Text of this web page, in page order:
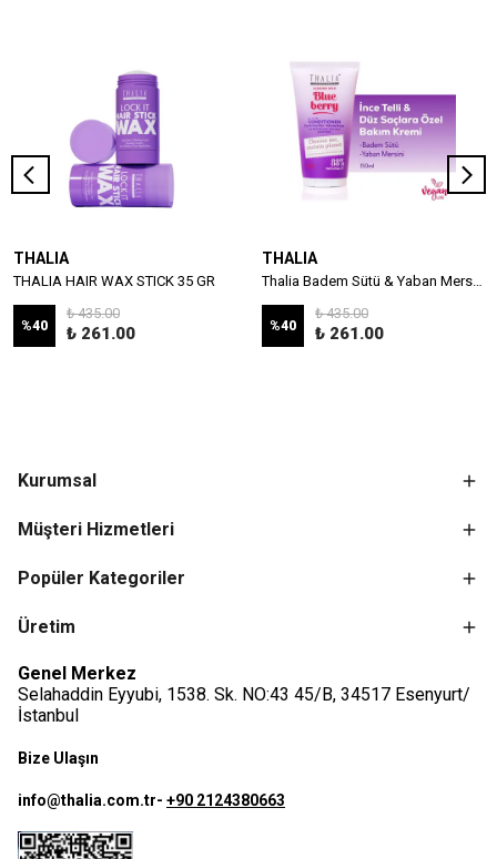
THALIA
THALIA HAIR WAX STICK 35 GR
%40
₺ 435.00
₺ 261.00
THALIA
%40
₺ 435.00
₺ 261.00
Kurumsal
Müşteri Hizmetleri
Popüler Kategoriler
Üretim
Genel Merkez
Selahaddin Eyyubi, 1538. Sk. NO:43 45/B, 34517 Esenyurt/
İstanbul
Bize Ulaşın
info@thalia.com.tr- +90 2124380663